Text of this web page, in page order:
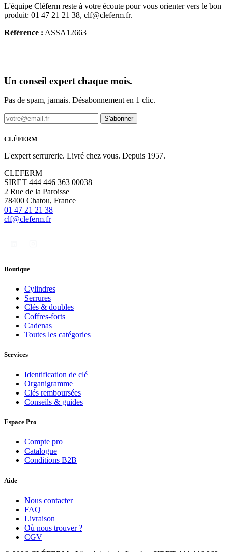
L'équipe Cléferm reste à votre écoute pour vous orienter vers le bon
produit: 01 47 21 21 38, clf@cleferm.fr.
Référence : ASSA12663
Un conseil expert chaque mois.
Pas de spam, jamais. Désabonnement en 1 clic.
S'abonner
CLÉFERM
L'expert serrurerie. Livré chez vous. Depuis 1957.
CLEFERM
SIRET 444 446 363 00038
2 Rue de la Paroisse
78400 Chatou, France
01 47 21 21 38
clf@cleferm.fr
Boutique
Cylindres
Serrures
Clés & doubles
Coffres-forts
Cadenas
Toutes les catégories
Services
Identification de clé
Organigramme
Clés remboursées
Conseils & guides
Espace Pro
Compte pro
Catalogue
Conditions B2B
Aide
Nous contacter
FAQ
Livraison
Où nous trouver ?
CGV